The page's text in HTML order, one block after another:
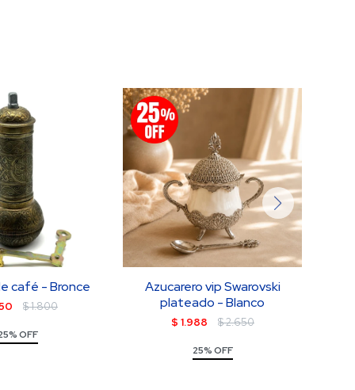
café - Bronce
$1.800
OFF
Azucarero vip Swarovski
plateado - Blanco
$ 1.988 $2.650
25% OFF